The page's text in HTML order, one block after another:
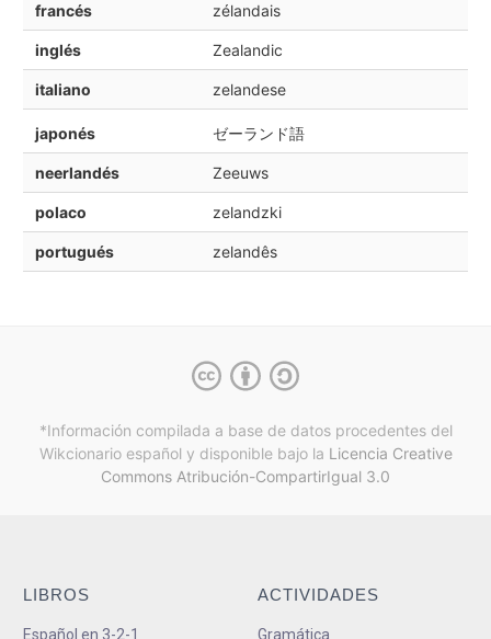
francés zélandais
inglés Zealandic
italiano zelandese
japonés ゼーランド語
neerlandés Zeeuws
polaco zelandzki
portugués zelandês
*Información compilada a base de datos procedentes del
Wikcionario español y disponible bajo la Licencia Creative
Commons Atribución-CompartirIgual 3.0
LIBROS
Español en 3-2-1
ACTIVIDADES
Gramática